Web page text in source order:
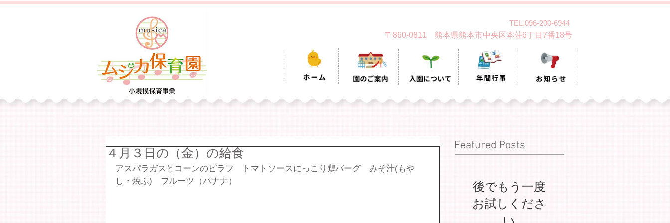
〒860-0811 熊本県熊本市中央区本荘6丁目7番18号
TEL.096-200-6944
４月３日の（金）の給食
アスパラガスとコーンのピラフ　トマトソースにっこり鶏バーグ　みそ汁(もや
し・焼ふ)　フルーツ（バナナ）
Featured Posts
後でもう一度
お試しくださ